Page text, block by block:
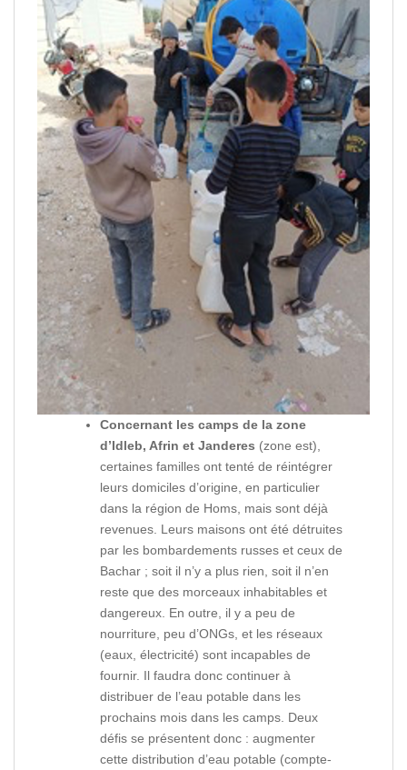
Concernant les camps de la zone
d’Idleb, Afrin et Janderes (zone est),
certaines familles ont tenté de réintégrer
leurs domiciles d’origine, en particulier
dans la région de Homs, mais sont déjà
revenues. Leurs maisons ont été détruites
par les bombardements russes et ceux de
Bachar ; soit il n’y a plus rien, soit il n’en
reste que des morceaux inhabitables et
dangereux. En outre, il y a peu de
nourriture, peu d’ONGs, et les réseaux
(eaux, électricité) sont incapables de
fournir. Il faudra donc continuer à
distribuer de l’eau potable dans les
prochains mois dans les camps. Deux
défis se présentent donc : augmenter
cette distribution d’eau potable (compte-